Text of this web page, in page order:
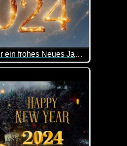
Ich wünsche dir ein frohes Neues Jahr 2024
war sehr durchwachsen. Ich